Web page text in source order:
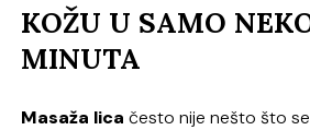
KOŽU U SAMO
MINUTA
Masaža lica često nije nešto što